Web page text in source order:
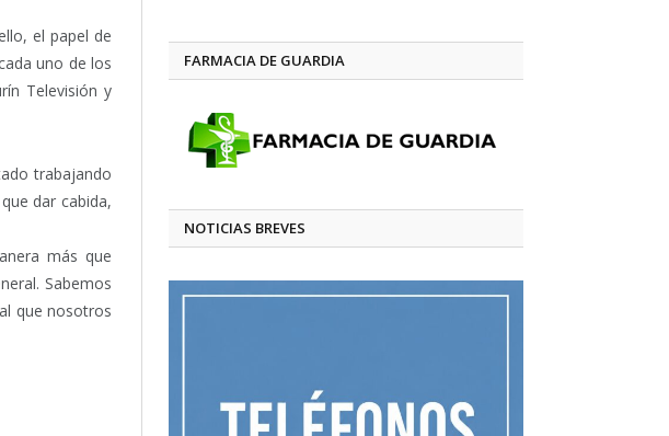
el papel de
uno de los
Televisión y
trabajando
dar cabida,
más que
Sabemos
que nosotros
FARMACIA DE GUARDIA
NOTICIAS BREVES